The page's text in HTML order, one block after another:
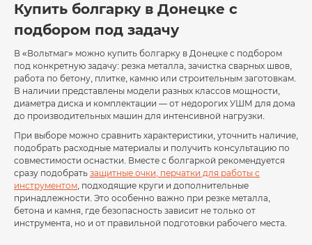
Купить болгарку в Донецке с
подбором под задачу
В «Вольтмаг» можно купить болгарку в Донецке с подбором
под конкретную задачу: резка металла, зачистка сварных швов,
работа по бетону, плитке, камню или строительным заготовкам.
В наличии представлены модели разных классов мощности,
диаметра диска и комплектации — от недорогих УШМ для дома
до производительных машин для интенсивной нагрузки.
При выборе можно сравнить характеристики, уточнить наличие,
подобрать расходные материалы и получить консультацию по
совместимости оснастки. Вместе с болгаркой рекомендуется
сразу подобрать защитные очки, перчатки для работы с
инструментом , подходящие круги и дополнительные
принадлежности. Это особенно важно при резке металла,
бетона и камня, где безопасность зависит не только от
инструмента, но и от правильной подготовки рабочего места.